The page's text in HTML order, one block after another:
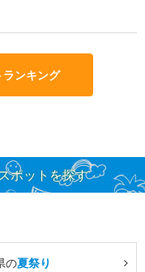
ンキング
ポットを探す
の夏祭り